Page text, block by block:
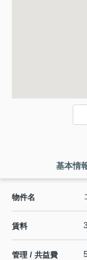
基本情
物件名
賃料
管理 / 共益費